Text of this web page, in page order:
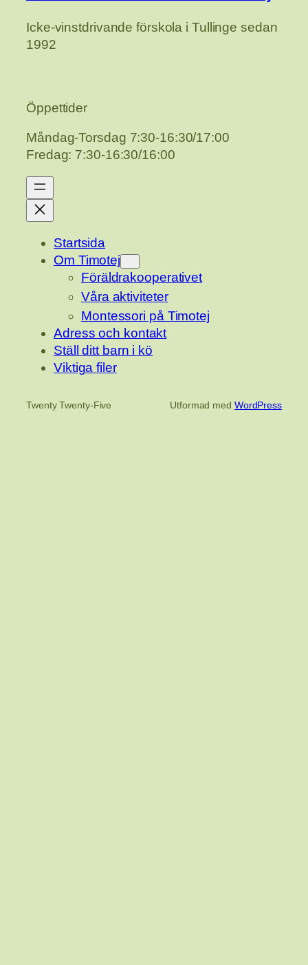
Icke-vinstdrivande förskola i Tullinge sedan
1992
Öppettider
Måndag-Torsdag 7:30-16:30/17:00
Fredag: 7:30-16:30/16:00
Startsida
Om Timotej
Föräldrakooperativet
Våra aktiviteter
Montessori på Timotej
Adress och kontakt
Ställ ditt barn i kö
Viktiga filer
Twenty Twenty-Five Utformad med WordPress